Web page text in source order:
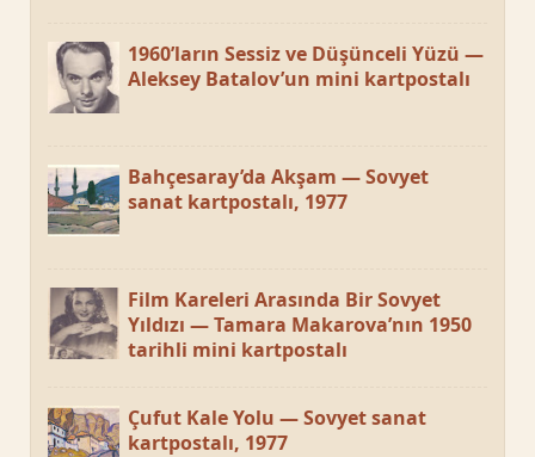
1960’ların Sessiz ve Düşünceli Yüzü —
Aleksey Batalov’un mini kartpostalı
Bahçesaray’da Akşam — Sovyet
sanat kartpostalı, 1977
Film Kareleri Arasında Bir Sovyet
Yıldızı — Tamara Makarova’nın 1950
tarihli mini kartpostalı
Çufut Kale Yolu — Sovyet sanat
kartpostalı, 1977